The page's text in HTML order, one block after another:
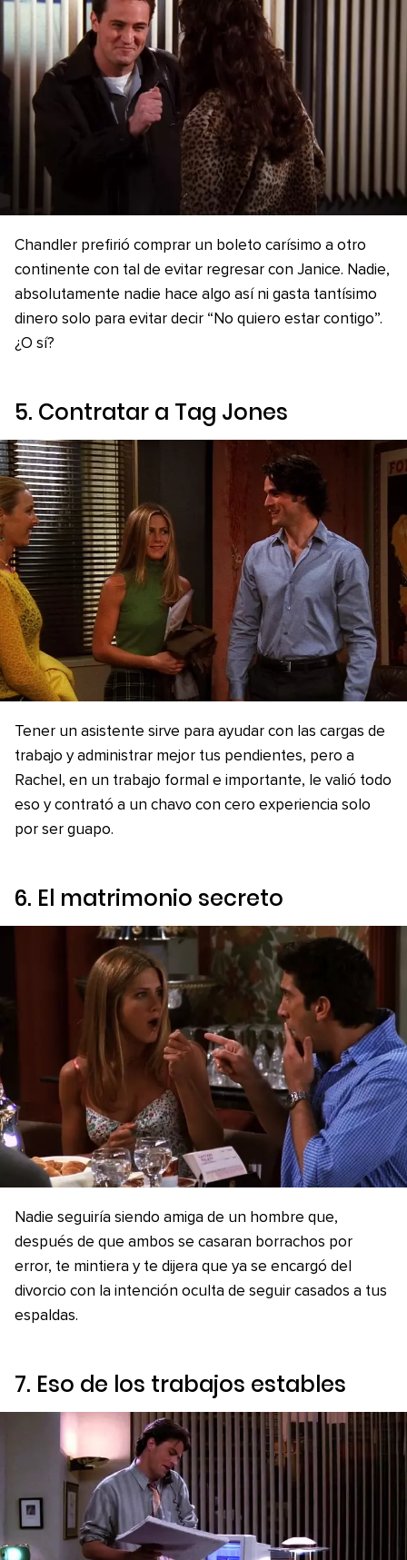
Chandler prefirió comprar un boleto carísimo a otro
continente con tal de evitar regresar con Janice. Nadie,
absolutamente nadie hace algo así ni gasta tantísimo
dinero solo para evitar decir “No quiero estar contigo”.
¿O sí?
5. Contratar a Tag Jones
Tener un asistente sirve para ayudar con las cargas de
trabajo y administrar mejor tus pendientes, pero a
Rachel, en un trabajo formal e importante, le valió todo
eso y contrató a un chavo con cero experiencia solo
por ser guapo.
6. El matrimonio secreto
Nadie seguiría siendo amiga de un hombre que,
después de que ambos se casaran borrachos por
error, te mintiera y te dijera que ya se encargó del
divorcio con la intención oculta de seguir casados a tus
espaldas.
7. Eso de los trabajos estables